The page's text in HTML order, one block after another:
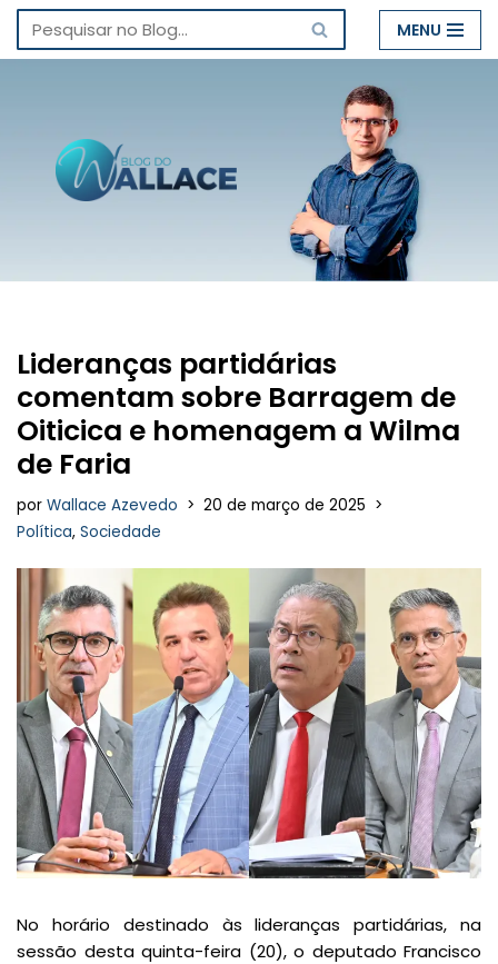
Pular
conteúdo
MENU
Lideranças partidárias
comentam sobre Barragem de
Oiticica e homenagem a Wilma
de Faria
por Wallace Azevedo
20 de março de 2025
Política, Sociedade
No horário destinado às lideranças partidárias, na
sessão desta quinta-feira (20), o deputado Francisco